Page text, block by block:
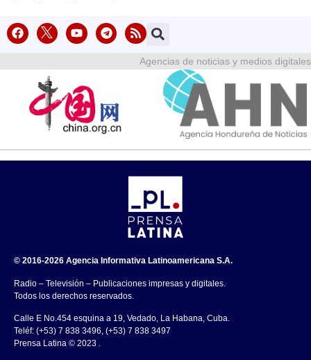
Agencias de noticias y medios digitales
© 2016-2026 Agencia Informativa Latinoamericana S.A.
Radio – Televisión – Publicaciones impresas y digitales.
Todos los derechos reservados.
Calle E No.454 esquina a 19, Vedado, La Habana, Cuba.
Teléf: (+53) 7 838 3496, (+53) 7 838 3497
Prensa Latina © 2023 .